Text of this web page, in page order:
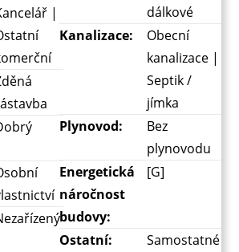
|
dálkové
Kanalizace:
Obecní
kanalizace |
Septik /
jímka
Plynovod:
Bez
plynovodu
Energetická
náročnost
budovy:
[G]
Ostatní:
Samostatné